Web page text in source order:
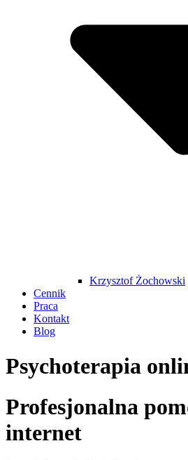
Krzysztof Żochowski
Cennik
Praca
Kontakt
Blog
Psychoterapia
Profesjonalna
internet